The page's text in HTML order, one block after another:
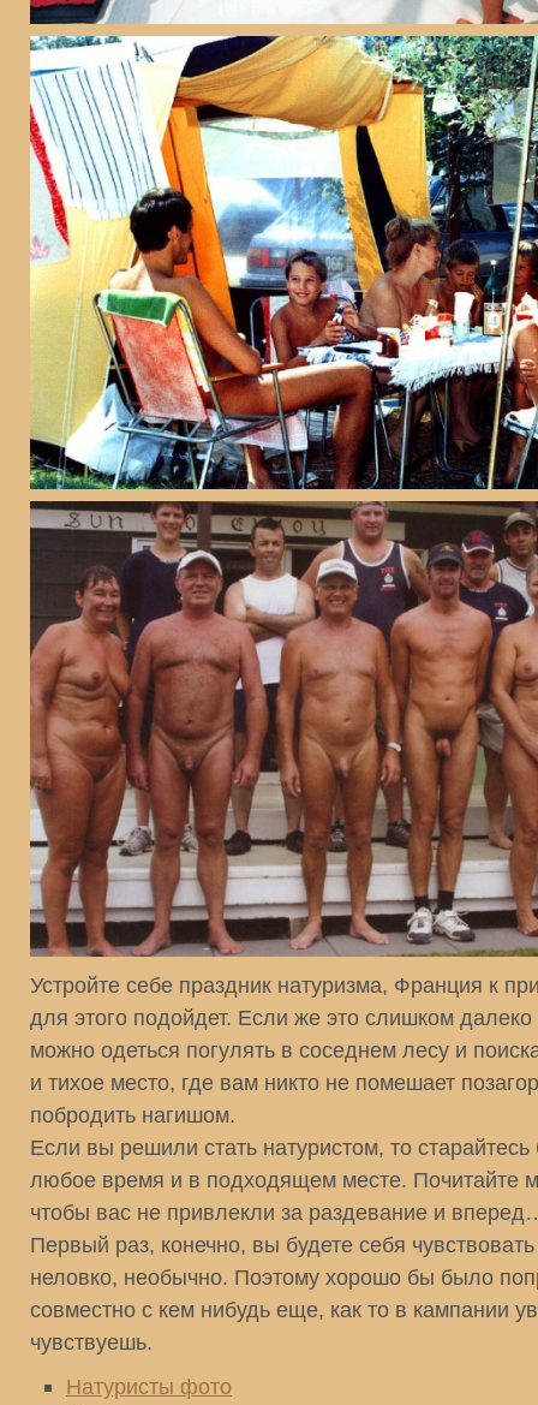
Устройте себе праздник натуризма, Франция к
для этого подойдет. Если же это слишком
можно одеться погулять в соседнем лесу и
и тихое место, где вам никто не помешает
побродить нагишом.
Если вы решили стать натуристом, то
любое время и в подходящем месте. Почитайте
чтобы вас не привлекли за раздевание и
Первый раз, конечно, вы будете себя
неловко, необычно. Поэтому хорошо бы было
совместно с кем нибудь еще, как то в кампании
чувствуешь.
Натуристы фото